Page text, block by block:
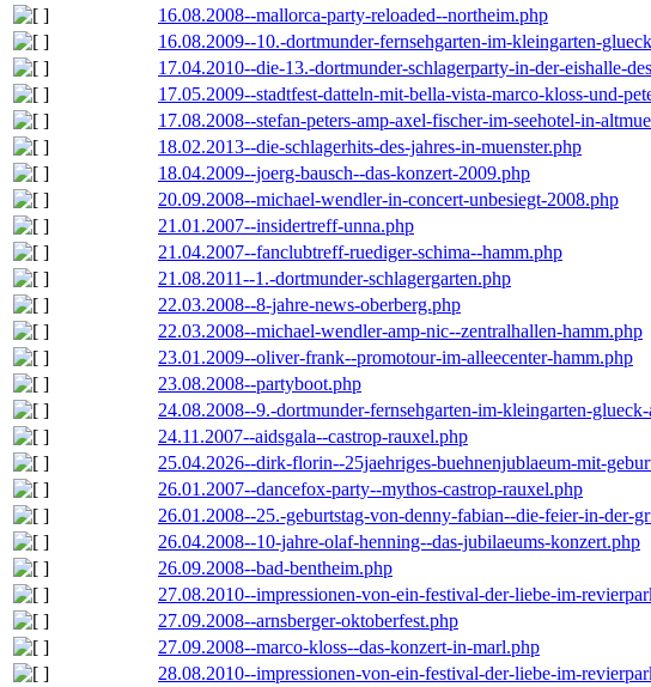
16.08.2008--mallorca-party-reloaded--northeim.php
16.08.2009--10.-dortmunder-fernsehgarten-im-kleingarten-
17.04.2010--die-13.-dortmunder-schlagerparty-in-der-eishalle-
17.05.2009--stadtfest-datteln-mit-bella-vista-marco-kloss-und-
17.08.2008--stefan-peters-amp-axel-fischer-im-seehotel-in-
18.02.2013--die-schlagerhits-des-jahres-in-muenster.php
18.04.2009--joerg-bausch--das-konzert-2009.php
20.09.2008--michael-wendler-in-concert-unbesiegt-2008.php
21.01.2007--insidertreff-unna.php
21.04.2007--fanclubtreff-ruediger-schima--hamm.php
21.08.2011--1.-dortmunder-schlagergarten.php
22.03.2008--8-jahre-news-oberberg.php
22.03.2008--michael-wendler-amp-nic--zentralhallen-hamm.php
23.01.2009--oliver-frank--promotour-im-alleecenter-hamm.php
23.08.2008--partyboot.php
24.08.2008--9.-dortmunder-fernsehgarten-im-kleingarten-
24.11.2007--aidsgala--castrop-rauxel.php
25.04.2026--dirk-florin--25jaehriges-buehnenjublaeum-mit-
26.01.2007--dancefox-party--mythos-castrop-rauxel.php
26.01.2008--25.-geburtstag-von-denny-fabian--die-feier-in-der-
26.04.2008--10-jahre-olaf-henning--das-jubilaeums-konzert.php
26.09.2008--bad-bentheim.php
27.08.2010--impressionen-von-ein-festival-der-liebe-im-
27.09.2008--arnsberger-oktoberfest.php
27.09.2008--marco-kloss--das-konzert-in-marl.php
28.08.2010--impressionen-von-ein-festival-der-liebe-im-